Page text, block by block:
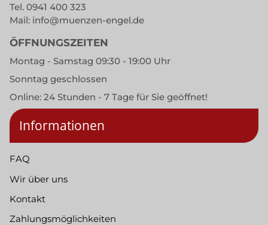
Tel. 0941 400 323
Mail: info@muenzen-engel.de
ÖFFNUNGSZEITEN
Montag - Samstag 09:30 - 19:00 Uhr
Sonntag geschlossen
Online: 24 Stunden - 7 Tage für Sie geöffnet!
Informationen
FAQ
Wir über uns
Kontakt
Zahlungsmöglichkeiten